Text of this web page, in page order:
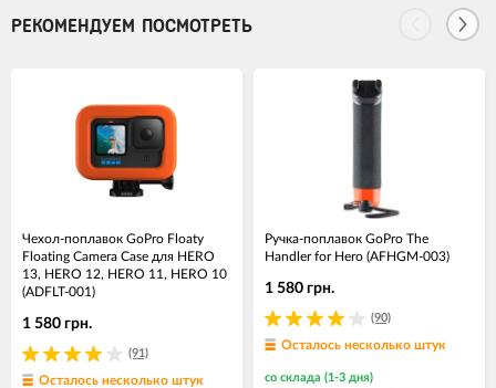
РЕКОМЕНДУЕМ ПОСМОТРЕТЬ
Чехол-поплавок GoPro Floaty
Floating Camera Case для HERO
13, HERO 12, HERO 11, HERO 10
(ADFLT-001)
(91)
1 580 грн.
Осталось несколько штук
Ручка-поплавок GoPro The
Handler for Hero (AFHGM-003)
(90)
1 580 грн.
Осталось несколько штук
со склада (1-3 дня)